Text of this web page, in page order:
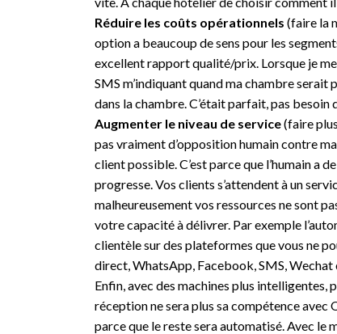
Réduire les coûts opérationnels (faire la
option a beaucoup de sens pour les
excellent rapport qualité/prix. Lorsque je me
SMS m’indiquant quand ma chambre
dans la chambre. C’était parfait, pas besoin
Augmenter le niveau de service(faire
pas vraiment d’opposition humain contre
client possible. C’est parce que l’humain a
progresse. Vos clients s’attendent à un
malheureusement vos ressources ne sont
votre capacité à délivrer. Par exemple
clientèle sur des plateformes que vous ne
direct, WhatsApp, Facebook, SMS,
Enfin, avec des machines plus
réception ne sera plus sa compétence avec
parce que le reste sera automatisé. Avec le